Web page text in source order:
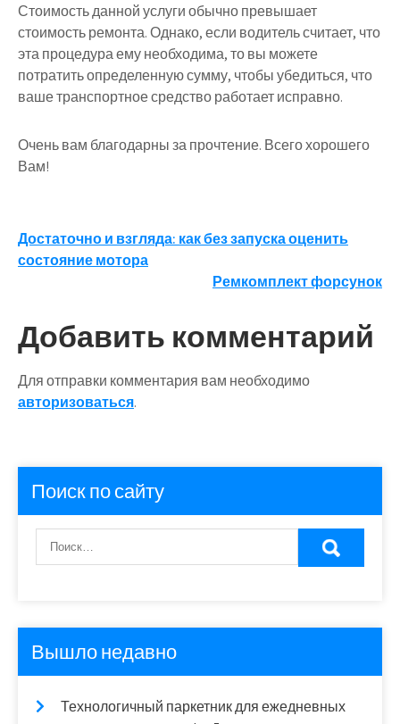
Стоимость данной услуги обычно превышает
стоимость ремонта. Однако, если водитель считает, что
эта процедура ему необходима, то вы можете
потратить определенную сумму, чтобы убедиться, что
ваше транспортное средство работает исправно.
Очень вам благодарны за прочтение. Всего хорошего
Вам!
Навигация
по
Достаточно и взгляда: как без запуска оценить
состояние мотора
Ремкомплект форсунок
Добавить комментарий
Для отправки комментария вам необходимо
авторизоваться.
Поиск по сайту
Вышло недавно
Технологичный паркетник для ежедневных